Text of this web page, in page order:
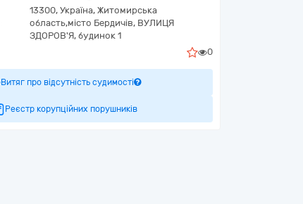
13300, Україна, Житомирська
область,місто Бердичів, ВУЛИЦЯ
ЗДОРОВ'Я, будинок 1
0
Витяг про відсутність судимості
Реєстр корупційних порушників